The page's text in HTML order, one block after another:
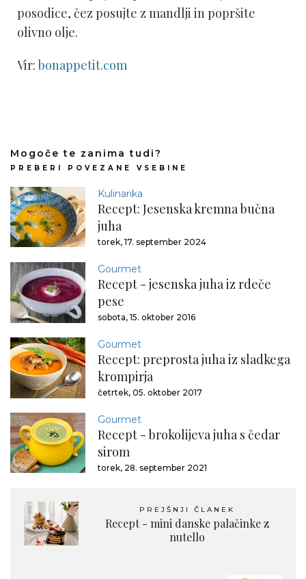
posodice, čez posujte z mandlji in popršite
olivno olje.
Vir:bonappetit.com
Mogoče te zanima tudi?
PREBERI POVEZANE VSEBINE
Kulinarika
Recept: Jesenska kremna bučna
juha
torek, 17. september 2024
Gourmet
Recept - jesenska juha iz rdeče
pese
sobota, 15. oktober 2016
Gourmet
Recept: preprosta juha iz sladkega
krompirja
četrtek, 05. oktober 2017
Gourmet
Recept - brokolijeva juha s čedar
sirom
torek, 28. september 2021
PREJŠNJI ČLANEK
Recept - mini danske palačinke z
nutello